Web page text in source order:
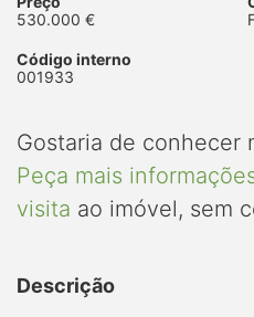
530.000 €
Código interno
001933
Gostaria de conhecer
Peça mais
visita ao imóvel, sem
Descrição